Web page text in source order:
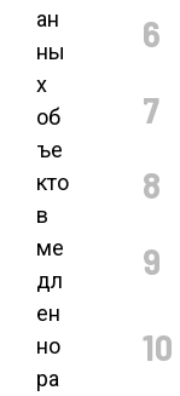
ан
ны
х
об
ъе
кто
в
ме
дл
ен
но
ра